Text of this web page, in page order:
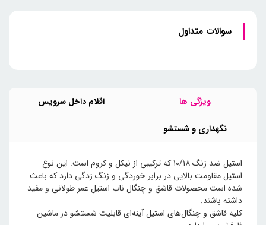
سوالات متداول
ویژگی ها اقلام داخل سرویس
نگهداری و شستشو
استیل ضد زنگ ۱۰/۱۸ که ترکیبی از نیکل و کروم است. این نوع
استیل مقاومت بالایی در برابر خوردگی و زنگ زدگی دارد که باعث
شده است محصولات قاشق و چنگال ناب استیل عمر طولانی و مفید
داشته باشند.
کلیه قاشق و چنگال‌های استیل آینه‌ای قابلیت شستشو در ماشین